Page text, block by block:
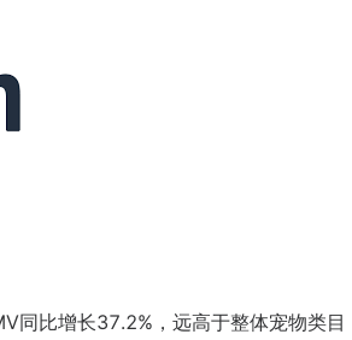
同比增长37.2%，远高于整体宠物类目